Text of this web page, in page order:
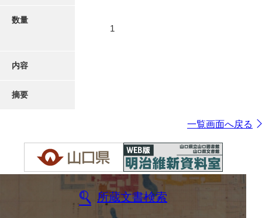
数量
1
内容
摘要
一覧画面へ戻る
所蔵文書検索